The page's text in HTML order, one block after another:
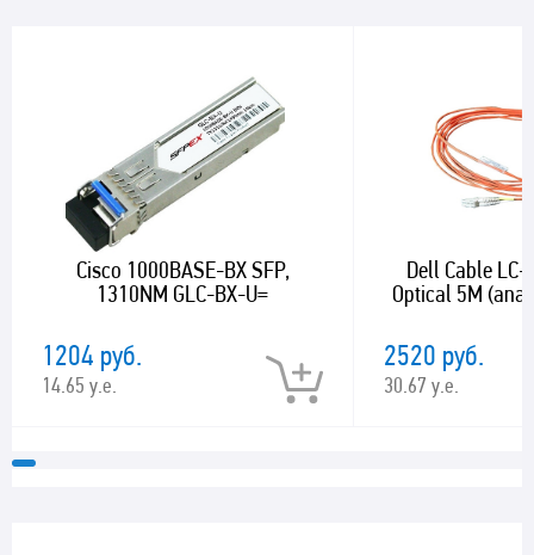
Cisco 1000BASE-BX SFP,
1310NM GLC-BX-U=
1204 руб.
14.65 у.е.
Dell Cable
Optical 5M
2520 руб.
30.67 у.е.